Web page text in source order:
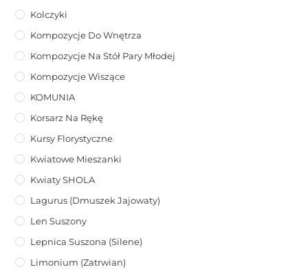
Kolczyki
Kompozycje Do Wnętrza
Kompozycje Na Stół Pary Młodej
Kompozycje Wiszące
KOMUNIA
Korsarz Na Rękę
Kursy Florystyczne
Kwiatowe Mieszanki
Kwiaty SHOLA
Lagurus (dmuszek Jajowaty)
Len Suszony
Lepnica Suszona (Silene)
Limonium (zatrwian)